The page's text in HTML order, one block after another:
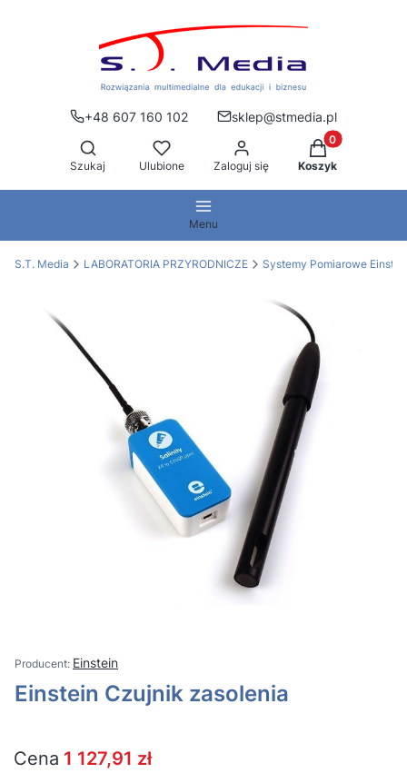
+48 607 160 102
sklep@stmedia.pl
Otwórz wyszukiwarkę
Szukaj Ulubione Zaloguj się
Produkty w
Koszyk
Menu
S.T. Media LABORATORIA PRZYRODNICZE Systemy Pomiarowe
Einstein
Einstein Czujnik zasolenia
Cena 1 127,91 zł